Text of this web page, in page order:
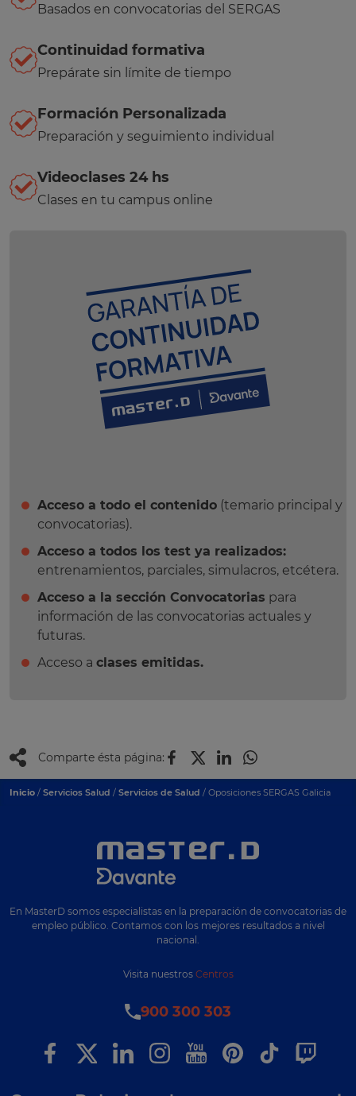
Basados en convocatorias del SERGAS
Continuidad formativa
Prepárate sin límite de tiempo
Formación Personalizada
Preparación y seguimiento individual
Videoclases 24 hs
Clases en tu campus online
Acceso a todo el contenido (temario principal y
convocatorias).
Acceso a todos los test ya realizados:
entrenamientos, parciales, simulacros, etcétera.
Acceso a la sección Convocatorias para
información de las convocatorias actuales y
futuras.
Acceso a clases emitidas.
Comparte ésta página:
Inicio / Servicios Salud / Servicios de Salud / Oposiciones SERGAS Galicia
En MasterD somos especialistas en la preparación de convocatorias de
empleo público. Contamos con los mejores resultados a nivel
nacional.
Visita nuestros Centros
900 300 303